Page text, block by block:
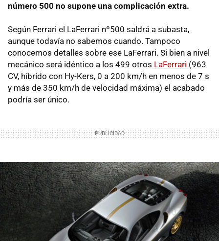
número 500 no supone una complicación extra.
Según Ferrari el LaFerrari nº500 saldrá a subasta,
aunque todavía no sabemos cuando. Tampoco
conocemos detalles sobre ese LaFerrari. Si bien a nivel
mecánico será idéntico a los 499 otros LaFerrari (963
CV, híbrido con Hy-Kers, 0 a 200 km/h en menos de 7 s
y más de 350 km/h de velocidad máxima) el acabado
podría ser único.